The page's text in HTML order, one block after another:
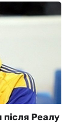
після Реалу